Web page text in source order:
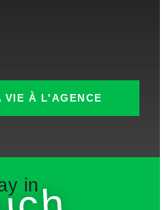
VIE À L'AGENCE
in